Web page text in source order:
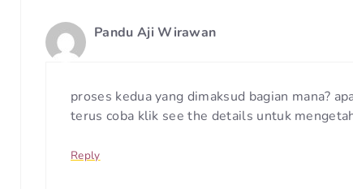
Pandu Aji Wirawan
proses kedua yang dimaksud bagian mana?
terus coba klik see the details untuk
Reply